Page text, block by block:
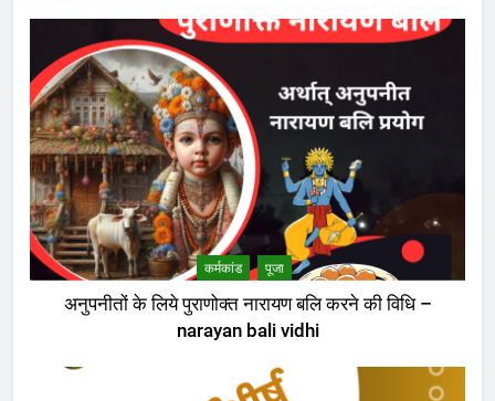
कर्मकांड पूजा
अनुपनीतों के लिये पुराणोक्त नारायण बलि करने की विधि –
narayan bali vidhi